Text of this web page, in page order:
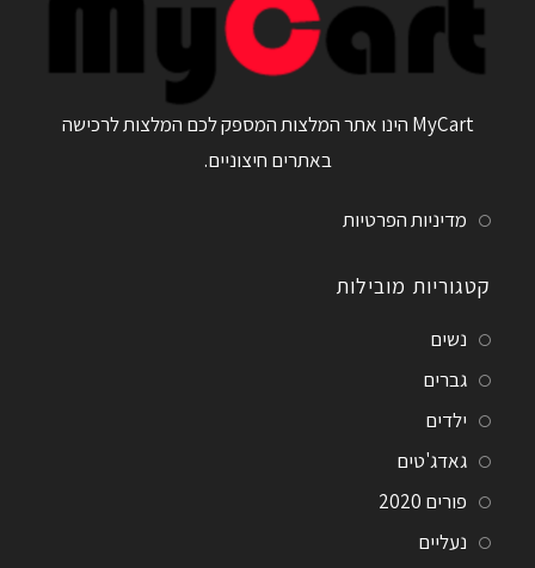
MyCart הינו אתר המלצות המספק לכם המלצות לרכישה
באתרים חיצוניים.
מדיניות הפרטיות
קטגוריות מובילות
נשים
גברים
ילדים
גאדג'טים
פורים 2020
נעליים